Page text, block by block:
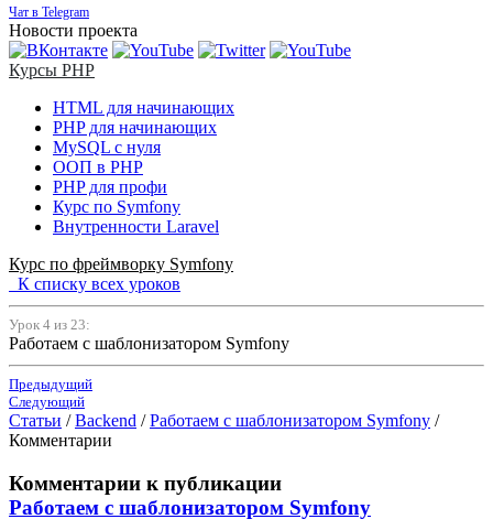
Чат в Telegram
Новости проекта
Курсы PHP
HTML для начинающих
PHP для начинающих
MySQL с нуля
ООП в PHP
PHP для профи
Курс по Symfony
Внутренности Laravel
Курс по фреймворку Symfony
К списку всех уроков
Урок 4 из 23:
Работаем с шаблонизатором Symfony
Предыдущий
Следующий
Статьи / Backend / Работаем с шаблонизатором Symfony /
Комментарии
Комментарии к публикации
Работаем с шаблонизатором Symfony